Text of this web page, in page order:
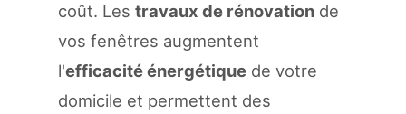
coût. Les travaux de rénovation de
vos fenêtres augmentent
l'efficacité énergétique de votre
domicile et permettent des